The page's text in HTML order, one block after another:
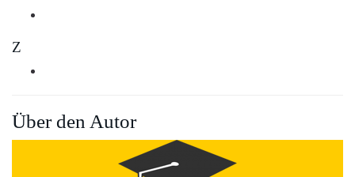
Z
Über den Autor